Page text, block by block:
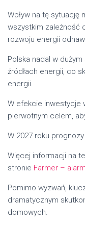
Wpływ na tę sytuację
wszystkim zależność
rozwoju energii
Polska nadal w
źródłach energii, co
energii.
W efekcie inwestycje
pierwotnym celem,
W 2027 roku
Więcej informacji na
stronie Farmer –
Pomimo wyzwań,
dramatycznym
domowych.